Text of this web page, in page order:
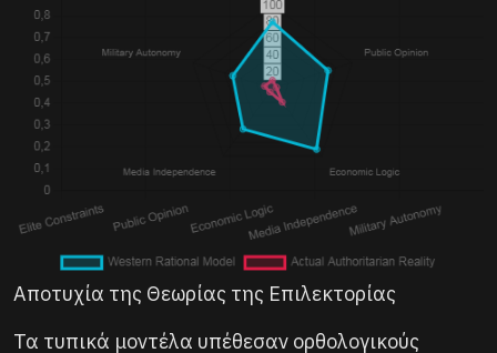
Αποτυχία της Θεωρίας της Επιλεκτορίας
Τα τυπικά μοντέλα υπέθεσαν ορθολογικούς